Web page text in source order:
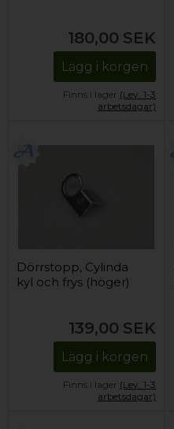
180,00 SEK
Lägg i korgen
Finns i lager (Lev. 1-3
arbetsdagar)
Dörrstopp, Cylinda
kyl och frys (höger)
139,00 SEK
Lägg i korgen
Finns i lager (Lev. 1-3
arbetsdagar)